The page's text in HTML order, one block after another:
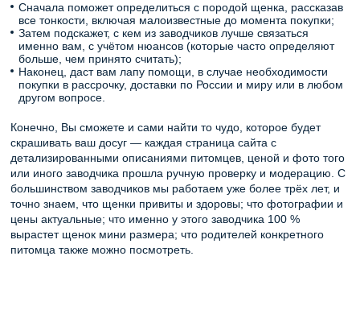
Сначала поможет определиться с породой щенка, рассказав
все тонкости, включая малоизвестные до момента покупки;
Затем подскажет, с кем из заводчиков лучше связаться
именно вам, с учётом нюансов (которые часто определяют
больше, чем принято считать);
Наконец, даст вам лапу помощи, в случае необходимости
покупки в рассрочку, доставки по России и миру или в любом
другом вопросе.
Конечно, Вы сможете и сами найти то чудо, которое будет
скрашивать ваш досуг — каждая страница сайта с
детализированными описаниями питомцев, ценой и фото того
или иного заводчика прошла ручную проверку и модерацию. С
большинством заводчиков мы работаем уже более трёх лет, и
точно знаем, что щенки привиты и здоровы; что фотографии и
цены актуальные; что именно у этого заводчика 100 %
вырастет щенок мини размера; что родителей конкретного
питомца также можно посмотреть.